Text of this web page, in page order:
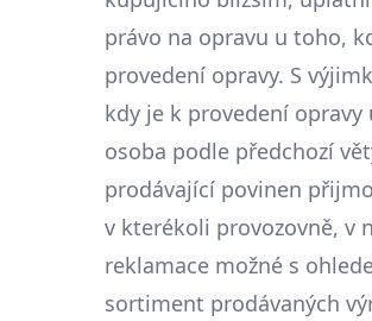
právo na opravu u toho,
provedení opravy. S
kdy je k provedení opravy
osoba podle předchozí
prodávající povinen
v kterékoli provozovně, v
reklamace možné s
sortiment prodávaných